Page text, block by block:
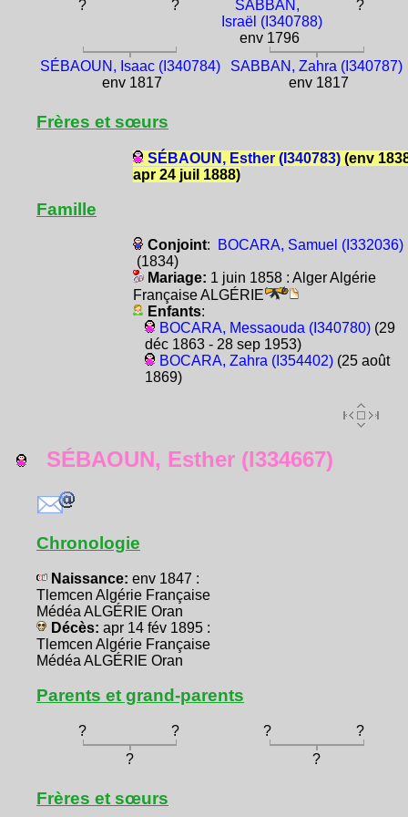
? ?
SABBAN,
Israël (I340788)
env 1796
?
SÉBAOUN, Isaac (I340784)
env 1817
SABBAN, Zahra (I340787)
env 1817
Frères et sœurs
SÉBAOUN, Esther (I340783)(env
apr 24 juil 1888)
Famille
Conjoint:
BOCARA, Samuel (I332036)
(1834)
Mariage: 1 juin 1858 : Alger Algérie
Française ALGÉRIE
Enfants:
BOCARA, Messaouda (I340780)(29
déc 1863 - 28 sep 1953)
BOCARA, Zahra (I354402)(25 août
1869)
SÉBAOUN, Esther (I334667)
Chronologie
Naissance: env 1847 :
Tlemcen Algérie Française
Médéa ALGÉRIE Oran
Décès: apr 14 fév 1895 :
Tlemcen Algérie Française
Médéa ALGÉRIE Oran
Parents et grand-parents
? ? ?
?
?
?
Frères et sœurs